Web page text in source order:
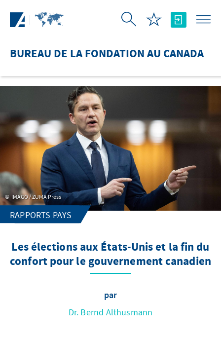
BUREAU DE LA FONDATION AU CANADA
IMAGO / ZUMA Press
RAPPORTS PAYS
Les élections aux États-Unis et la fin du
confort pour le gouvernement canadien
par
Dr. Bernd Althusmann